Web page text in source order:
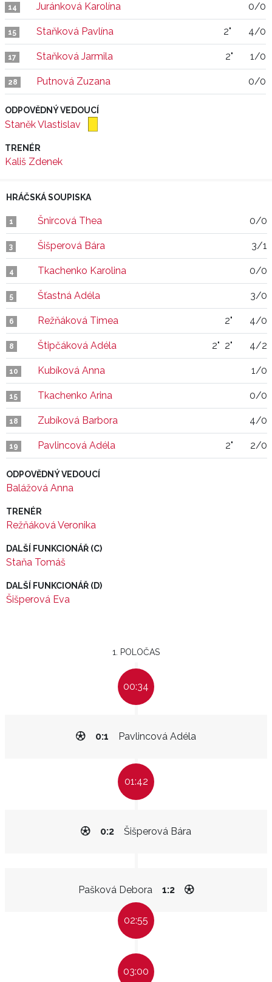
14 Juránková Karolína 0/0
15 Staňková Pavlína 2" 4/0
17 Staňková Jarmila 2" 1/0
28 Putnová Zuzana 0/0
ODPOVĚDNÝ VEDOUCÍ
Staněk Vlastislav
TRENÉR
Kališ Zdenek
HRÁČSKÁ SOUPISKA
1 Šnircová Thea 0/0
3 Šišperová Bára 3/1
4 Tkachenko Karolina 0/0
5 Šťastná Adéla 3/0
6 Režňáková Timea 2" 4/0
8 Štipčáková Adéla 2" 2" 4/2
10 Kubíková Anna 1/0
15 Tkachenko Arina 0/0
18 Zubíková Barbora 4/0
19 Pavlincová Adéla 2" 2/0
ODPOVĚDNÝ VEDOUCÍ
Balážová Anna
TRENÉR
Režňáková Veronika
DALŠÍ FUNKCIONÁŘ (C)
Staňa Tomáš
DALŠÍ FUNKCIONÁŘ (D)
Šišperová Eva
1. POLOČAS
00:34
Pavlincová Adéla
0:1
01:42
Šišperová Bára
0:2
Pašková Debora 1:2
02:55
03:00